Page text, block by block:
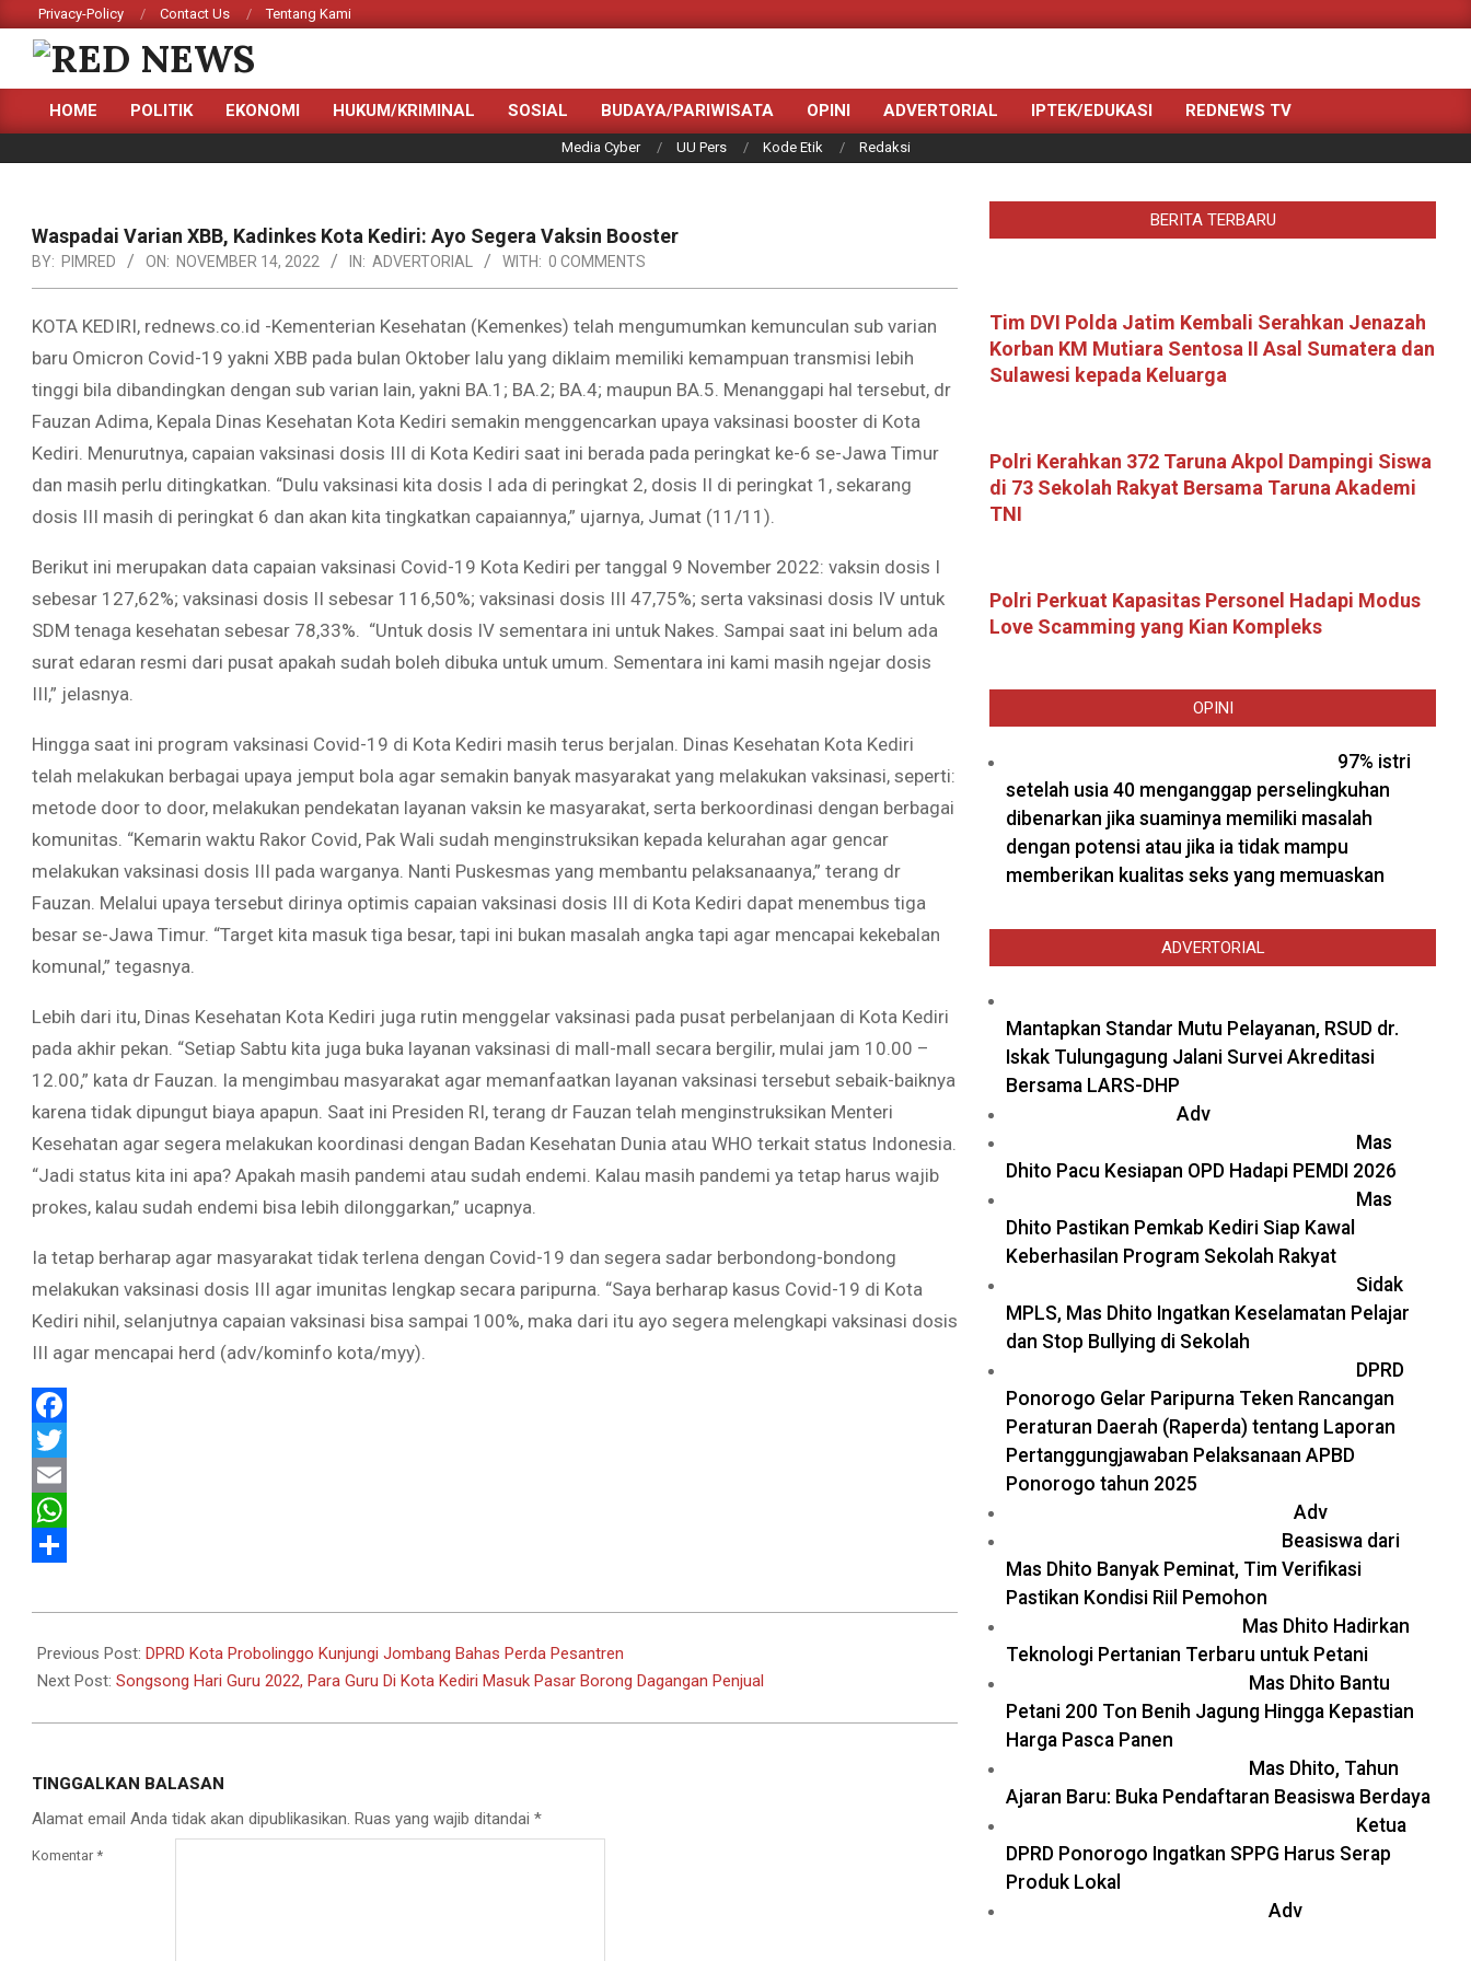
content
Privacy-Policy Contact Us Tentang Kami
RED
NEWS
Primary
HOME POLITIK EKONOMI HUKUM/KRIMINAL SOSIAL BUDAYA/PARIWISATA OPINI ADVERTORIAL IPTEK/EDUKASI REDNEWS TV
Media Cyber UU Pers Kode Etik Redaksi
Waspadai Varian XBB, Kadinkes Kota Kediri: Ayo Segera Vaksin Booster
BY: PIMRED ON: NOVEMBER 14, 2022 IN: ADVERTORIAL WITH: 0 COMMENTS
KOTA KEDIRI, rednews.co.id -Kementerian Kesehatan (Kemenkes) telah mengumumkan kemunculan sub varian
baru Omicron Covid-19 yakni XBB pada bulan Oktober lalu yang diklaim memiliki kemampuan transmisi lebih
tinggi bila dibandingkan dengan sub varian lain, yakni BA.1; BA.2; BA.4; maupun BA.5. Menanggapi hal tersebut, dr
Fauzan Adima, Kepala Dinas Kesehatan Kota Kediri semakin menggencarkan upaya vaksinasi booster di Kota
Kediri. Menurutnya, capaian vaksinasi dosis III di Kota Kediri saat ini berada pada peringkat ke-6 se-Jawa Timur
dan masih perlu ditingkatkan. “Dulu vaksinasi kita dosis I ada di peringkat 2, dosis II di peringkat 1, sekarang
dosis III masih di peringkat 6 dan akan kita tingkatkan capaiannya,” ujarnya, Jumat (11/11).
Berikut ini merupakan data capaian vaksinasi Covid-19 Kota Kediri per tanggal 9 November 2022: vaksin dosis I
sebesar 127,62%; vaksinasi dosis II sebesar 116,50%; vaksinasi dosis III 47,75%; serta vaksinasi dosis IV untuk
SDM tenaga kesehatan sebesar 78,33%. “Untuk dosis IV sementara ini untuk Nakes. Sampai saat ini belum ada
surat edaran resmi dari pusat apakah sudah boleh dibuka untuk umum. Sementara ini kami masih ngejar dosis
III,” jelasnya.
Hingga saat ini program vaksinasi Covid-19 di Kota Kediri masih terus berjalan. Dinas Kesehatan Kota Kediri
telah melakukan berbagai upaya jemput bola agar semakin banyak masyarakat yang melakukan vaksinasi, seperti:
metode door to door, melakukan pendekatan layanan vaksin ke masyarakat, serta berkoordinasi dengan berbagai
komunitas. “Kemarin waktu Rakor Covid, Pak Wali sudah menginstruksikan kepada kelurahan agar gencar
melakukan vaksinasi dosis III pada warganya. Nanti Puskesmas yang membantu pelaksanaanya,” terang dr
Fauzan. Melalui upaya tersebut dirinya optimis capaian vaksinasi dosis III di Kota Kediri dapat menembus tiga
besar se-Jawa Timur. “Target kita masuk tiga besar, tapi ini bukan masalah angka tapi agar mencapai kekebalan
komunal,” tegasnya.
Lebih dari itu, Dinas Kesehatan Kota Kediri juga rutin menggelar vaksinasi pada pusat perbelanjaan di Kota Kediri
pada akhir pekan. “Setiap Sabtu kita juga buka layanan vaksinasi di mall-mall secara bergilir, mulai jam 10.00 –
12.00,” kata dr Fauzan. Ia mengimbau masyarakat agar memanfaatkan layanan vaksinasi tersebut sebaik-baiknya
karena tidak dipungut biaya apapun. Saat ini Presiden RI, terang dr Fauzan telah menginstruksikan Menteri
Kesehatan agar segera melakukan koordinasi dengan Badan Kesehatan Dunia atau WHO terkait status Indonesia.
“Jadi status kita ini apa? Apakah masih pandemi atau sudah endemi. Kalau masih pandemi ya tetap harus wajib
prokes, kalau sudah endemi bisa lebih dilonggarkan,” ucapnya.
Ia tetap berharap agar masyarakat tidak terlena dengan Covid-19 dan segera sadar berbondong-bondong
melakukan vaksinasi dosis III agar imunitas lengkap secara paripurna. “Saya berharap kasus Covid-19 di Kota
Kediri nihil, selanjutnya capaian vaksinasi bisa sampai 100%, maka dari itu ayo segera melengkapi vaksinasi dosis
III agar mencapai herd (adv/kominfo kota/myy).
Facebook
Twitter
Email
WhatsApp
11-
14
Previous Post: DPRD Kota Probolinggo Kunjungi Jombang Bahas Perda Pesantren
Next Post: Songsong Hari Guru 2022, Para Guru Di Kota Kediri Masuk Pasar Borong Dagangan Penjual
TINGGALKAN BALASAN
Alamat email Anda tidak akan dipublikasikan. Ruas yang wajib ditandai *
Komentar *
BERITA TERBARU
Tim DVI Polda Jatim Kembali Serahkan Jenazah
Korban KM Mutiara Sentosa II Asal Sumatera dan
Sulawesi kepada Keluarga
Polri Kerahkan 372 Taruna Akpol Dampingi Siswa
di 73 Sekolah Rakyat Bersama Taruna Akademi
TNI
Polri Perkuat Kapasitas Personel Hadapi Modus
Love Scamming yang Kian Kompleks
OPINI
97% istri
setelah usia 40 menganggap perselingkuhan
dibenarkan jika suaminya memiliki masalah
dengan potensi atau jika ia tidak mampu
memberikan kualitas seks yang memuaskan
ADVERTORIAL
Mantapkan Standar Mutu Pelayanan, RSUD dr.
Iskak Tulungagung Jalani Survei Akreditasi
Bersama LARS-DHP
Adv
Mas
Dhito Pacu Kesiapan OPD Hadapi PEMDI 2026
Mas
Dhito Pastikan Pemkab Kediri Siap Kawal
Keberhasilan Program Sekolah Rakyat
Sidak
MPLS, Mas Dhito Ingatkan Keselamatan Pelajar
dan Stop Bullying di Sekolah
DPRD
Ponorogo Gelar Paripurna Teken Rancangan
Peraturan Daerah (Raperda) tentang Laporan
Pertanggungjawaban Pelaksanaan APBD
Ponorogo tahun 2025
Adv
Beasiswa dari
Mas Dhito Banyak Peminat, Tim Verifikasi
Pastikan Kondisi Riil Pemohon
Mas Dhito Hadirkan
Teknologi Pertanian Terbaru untuk Petani
Mas Dhito Bantu
Petani 200 Ton Benih Jagung Hingga Kepastian
Harga Pasca Panen
Mas Dhito, Tahun
Ajaran Baru: Buka Pendaftaran Beasiswa Berdaya
Ketua
DPRD Ponorogo Ingatkan SPPG Harus Serap
Produk Lokal
Adv